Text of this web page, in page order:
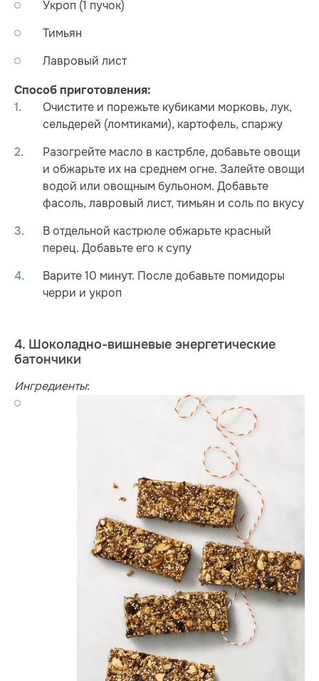
Укроп (1 пучок)
Тимьян
Лавровый лист
Способ приготовления:
Очистите и порежьте кубиками морковь, лук,
сельдерей (ломтиками), картофель, спаржу
Разогрейте масло в кастрбле, добавьте овощи
и обжарьте их на среднем огне. Залейте овощи
водой или овощным бульоном. Добавьте
фасоль, лавровый лист, тимьян и соль по вкусу
В отдельной кастрюле обжарьте красный
перец. Добавьте его к супу
Варите 10 минут. После добавьте помидоры
черри и укроп
4. Шоколадно-вишневые энергетические
батончики
Ингредиенты: